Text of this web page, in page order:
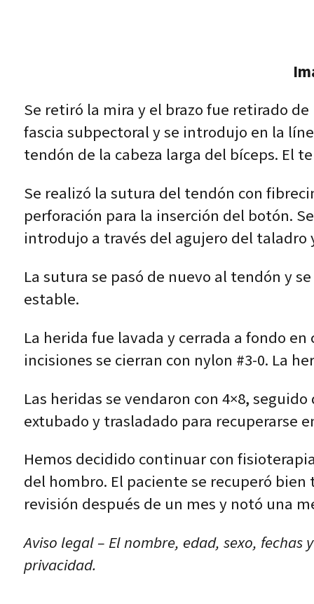
Se retiró la mira y el brazo fue retirado
fascia subpectoral y se introdujo en la
tendón de la cabeza larga del bíceps. El
Se realizó la sutura del tendón con
perforación para la inserción del botón.
introdujo a través del agujero del taladro
La sutura se pasó de nuevo al tendón y
estable.
La herida fue lavada y cerrada a fondo
incisiones se cierran con nylon #3-0. La
Las heridas se vendaron con 4×8,
extubado y trasladado para recuperarse
Hemos decidido continuar con
del hombro. El paciente se recuperó
revisión después de un mes y notó una
Aviso legal – El nombre, edad, sexo,
privacidad.